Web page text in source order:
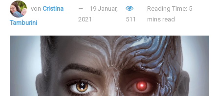
von Cristina
Tamburini
19 Januar,
2021
511
Reading Time: 5
mins read